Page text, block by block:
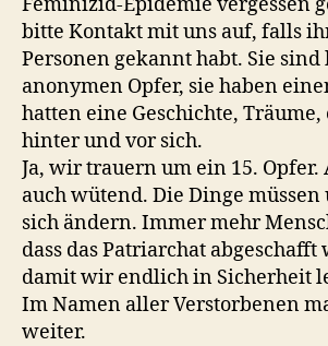
bitte Kontakt mit uns auf, falls
Personen gekannt habt. Sie sind
anonymen Opfer, sie haben
hatten eine Geschichte,
hinter und vor sich.
Ja, wir trauern um ein 15.
auch wütend. Die Dinge
sich ändern. Immer mehr
dass das Patriarchat abgeschafft
damit wir endlich in Sicherheit
Im Namen aller Verstorbenen
weiter.